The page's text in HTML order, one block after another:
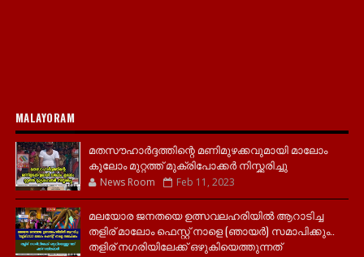
MALAYORAM
മതസൗഹാർദ്ദത്തിന്റെ മണിമുഴക്കവുമായി മാലോം
കൂലോം മുറ്റത്ത് മുക്രിപോക്കർ നിസ്ക്കരിച്ചു
News Room Feb 11, 2023
മലയോര ജനതയെ ഉത്സവലഹരിയിൽ ആറാടിച്ച
തളിര് മാലോം ഫെസ്റ്റ് നാളെ (ഞായർ) സമാപിക്കും..
തളിര് നഗരിയിലേക്ക് ഒഴുകിയെത്തുന്നത്